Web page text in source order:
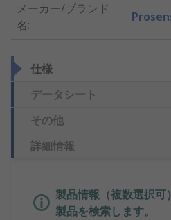
メーカー/ブランド
名:
仕様
データシート
その他
詳細情報
製品情報（複数選択可
製品を検索します。